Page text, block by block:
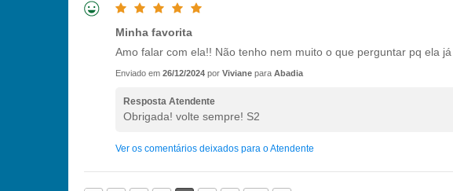
Minha favorita
Amo falar com ela!! Não tenho nem muito o que perguntar pq ela
Enviado em 26/12/2024 por Viviane para Abadia
Resposta Atendente
Obrigada! volte sempre! S2
Ver os comentários deixados para o Atendente